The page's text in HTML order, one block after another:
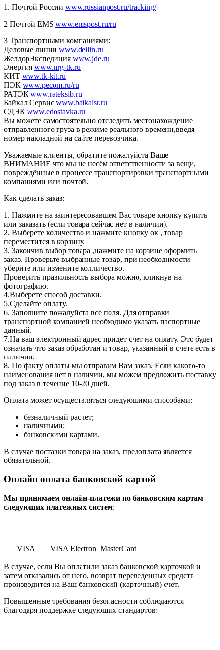
1. Почтой России www.russianpost.ru/tracking/
2 Почтой EMS www.emspost.ru/ru
3 Транспортными компаниями:
Деловые линии www.dellin.ru
ЖелдорЭкспедиция www.jde.ru
Энергия www.nrg-tk.ru
КИТ www.tk-kit.ru
ПЭК www.pecom.ru/ru
РАТЭК www.rateksib.ru
Байкал Сервис www.baikalsr.ru
СДЭК www.edostavka.ru
Вы можете самостоятельно отследить местонахождение
отправленного груза в режиме реального времени,введя
номер накладной на сайте перевозчика.
Уважаемые клиенты, обратите пожалуйста Ваше
ВНИМАНИЕ что мы не несём ответственности за вещи,
повреждённые в процессе транспортировки транспортными
компаниями или почтой.
Как сделать заказ:
1. Нажмите на заинтересовавшем Вас товаре кнопку купить
или заказать (если товара сейчас нет в наличии).
2. Выберете количество и нажмите кнопку ок , товар
переместится в корзину.
3. Закончив выбор товара ,нажмите на корзине оформить
заказ. Проверьте выбранные товар, при необходимости
уберите или измените колличество.
Проверить правильность выбора можно, кликнув на
фотографию.
4.Выберете способ доставки.
5.Сделайте оплату.
6. Заполните пожалуйста все поля. Для отправки
транспортной компанией необходимо указать паспортные
данный.
7.На ваш электронный адрес придет счет на оплату. Это будет
означать что заказ обработан и товар, указанный в счете есть в
наличии.
8. По факту оплаты мы отправим Вам заказ. Если какого-то
наименования нет в наличии, мы можем предложить поставку
под заказ в течение 10-20 дней.
Оплата может осуществляться следующими способами:
безналичный расчет;
наличными;
банковскими картами.
В случае поставки товара на заказ, предоплата является
обязательной.
Онлайн оплата банковской картой
Мы принимаем онлайн-платежи по банковским картам
cледующих платежных систем:
VISA VISA Electron MasterCard
В случае, если Вы оплатили заказ банковской карточкой и
затем отказались от него, возврат переведенных средств
производится на Ваш банковский (карточный) счет.
Повышенные требования безопасности соблюдаются
благодаря поддержке следующих стандартов: